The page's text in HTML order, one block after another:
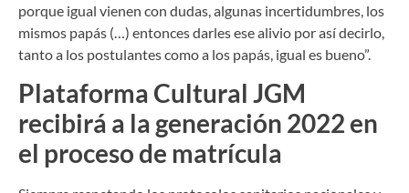
porque igual vienen con dudas, algunas incertidumbres, los
mismos papás (…) entonces darles ese alivio por así decirlo,
tanto a los postulantes como a los papás, igual es bueno”.
Plataforma Cultural JGM
recibirá a la generación 2022 en
el proceso de matrícula